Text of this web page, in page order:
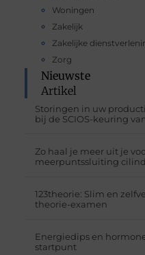
Woningen
Zakelijk
Zakelijke
Zorg
Nieuwste
Artikel
Storingen in uw
bij de SCIOS-keuring
Zo haal je meer uit je
meerpuntssluiting
123theorie: Slim en
theorie-examen
Energiedips en
startpunt